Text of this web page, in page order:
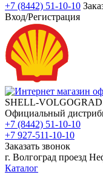
+7 (8442) 51-10-10
Вход/Регистрация
SHELL-
Официальный
+7 (8442) 51-10-10
+7 927-511-10-10
Заказать звонок
г. Волгоград проезд
Каталог